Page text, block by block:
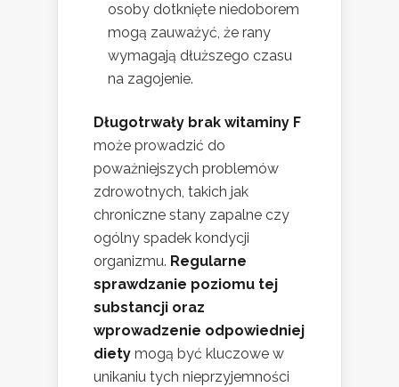
osoby dotknięte niedoborem
mogą zauważyć, że rany
wymagają dłuższego czasu
na zagojenie.
Długotrwały brak witaminy F
może prowadzić do
poważniejszych problemów
zdrowotnych, takich jak
chroniczne stany zapalne czy
ogólny spadek kondycji
organizmu. Regularne
sprawdzanie poziomu tej
substancji oraz
wprowadzenie odpowiedniej
diety mogą być kluczowe w
unikaniu tych nieprzyjemności